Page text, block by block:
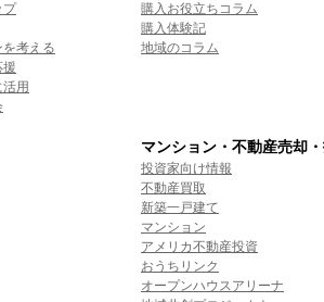
プ
考える
用
購入お役立ちコラム
購入体験記
地域のコラム
マンション・不動産売却
投資家向け情報
不動産買取
新築一戸建て
マンション
アメリカ不動産投資
おうちリンク
オープンハウスアリーナ